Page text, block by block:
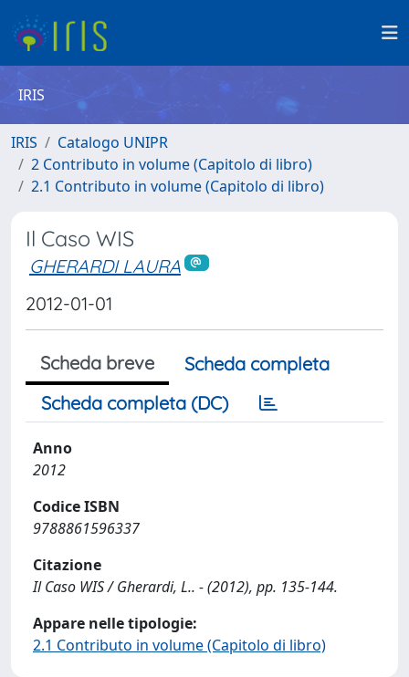
IRIS
IRIS
Catalogo UNIPR
2 Contributo in volume (Capitolo di libro)
2.1 Contributo in volume (Capitolo di libro)
Il Caso WIS
GHERARDI LAURA
2012-01-01
Scheda breve
Scheda completa
Scheda completa (DC)
Anno
2012
Codice ISBN
9788861596337
Citazione
Il Caso WIS / Gherardi, L.. - (2012), pp. 135-144.
Appare nelle tipologie:
2.1 Contributo in volume (Capitolo di libro)